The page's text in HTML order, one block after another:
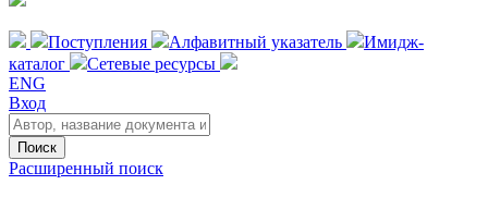
Поступления Алфавитный указатель
Имидж-
каталог
Сетевые ресурсы
ENG
Вход
Поиск
Расширенный поиск